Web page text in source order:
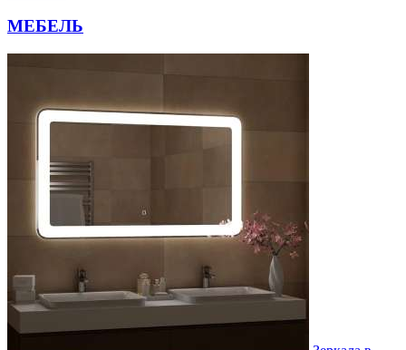
МЕБЕЛЬ